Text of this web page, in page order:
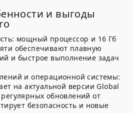
и выгоды
мощный процессор и 16 Гб
обеспечивают плавную
и быстрое выполнение задач
и операционной системы:
на актуальной версии Global
обновлений от
безопасность и новые